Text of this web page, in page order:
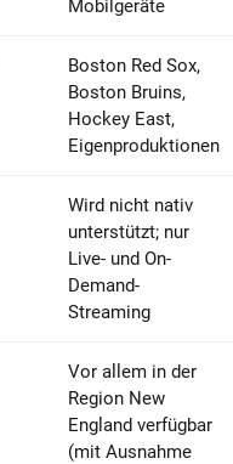
Mobilgeräte
Boston Red Sox,
Boston Bruins,
Hockey East,
Eigenproduktionen
Wird nicht nativ
unterstützt; nur
Live- und On-
Demand-
Streaming
Vor allem in der
Region New
England verfügbar
(mit Ausnahme